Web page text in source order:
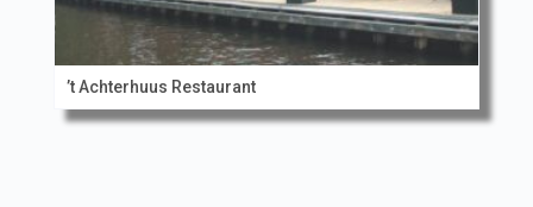
’t Achterhuus Restaurant